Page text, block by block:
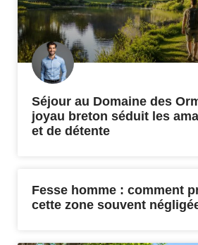
Séjour au Domaine des
joyau breton séduit les
et de détente
Fesse homme : comment
cette zone souvent